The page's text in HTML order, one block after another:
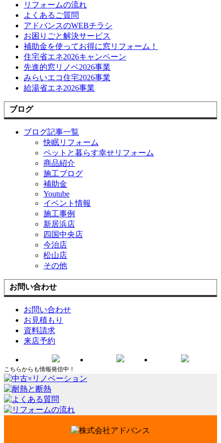
リフォームの流れ
よくあるご質問
アドバンスのWEBチラシ
お困りごと解決サービス
補助金を使ってお得に窓リフォーム！
住宅省エネ2026キャンペーン
先進的窓リノベ2026事業
みらいエコ住宅2026事業
給湯省エネ2026事業
ブログ
ブログ記事一覧
快眠リフォーム
ペットと暮らす幸せリフォーム
商品紹介
施工ブログ
補助金
Youtube
イベント情報
施工事例
新居浜店
四国中央店
今治店
松山店
その他
お問い合わせ
お問い合わせ
お見積もり
資料請求
来店予約
こちらからも情報発信中！